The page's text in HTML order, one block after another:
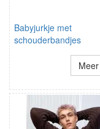
Babyjurkje met
schouderbandjes